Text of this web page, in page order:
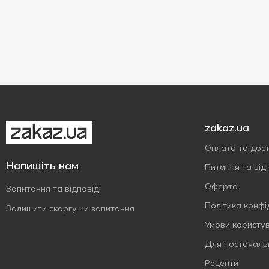
Напишіть нам
Запитання та відповіді
Залишити скаргу чи запитання
zakaz.ua
Оплата та
Питання та
Оферта
Політика
Умови
Для
Рецепти